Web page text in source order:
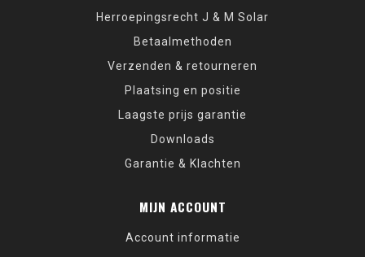
Herroepingsrecht J & M Solar
Betaalmethoden
Verzenden & retourneren
Plaatsing en positie
Laagste prijs garantie
Downloads
Garantie & Klachten
MIJN ACCOUNT
Account informatie